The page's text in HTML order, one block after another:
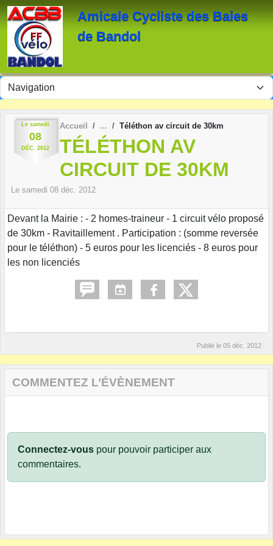
Amicale Cycliste des Baies
de Bandol
Le samedi
08
DÉC. 2012
Accueil Téléthon av circuit de 30km
TÉLÉTHON AV
CIRCUIT DE 30KM
Le samedi 08 déc. 2012
Devant la Mairie : - 2 homes-traineur - 1 circuit vélo proposé
de 30km - Ravitaillement . Participation : (somme reversée
pour le téléthon) - 5 euros pour les licenciés - 8 euros pour
les non licenciés
Publié le 05 déc. 2012
COMMENTEZ L’ÉVÈNEMENT
Connectez-vous pour pouvoir participer aux
commentaires.
Panneau de gestion des cookies